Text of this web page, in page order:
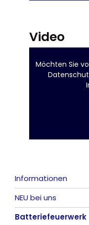
Video
Möchten Sie
Informationen
NEU bei uns
Alle anzeigen
Batteriefeuerwerk